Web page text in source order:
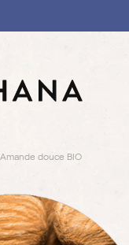
Amande douce BIO